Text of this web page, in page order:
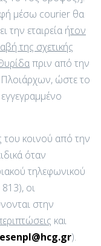
μέσω courier θα
την εταιρεία ήτον
της σχετικής
πριν από την
ώστε το
του κοινού από την
όταν
τηλεφωνικού
οι
στην
και
@hcg.gr).